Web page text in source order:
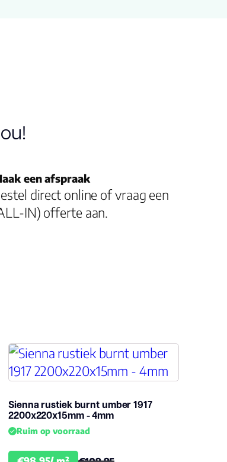
een afspraak
direct online of vraag een
IN) offerte aan.
Sienna rustiek burnt umber 1917
2200x220x15mm - 4mm
Ruim op voorraad